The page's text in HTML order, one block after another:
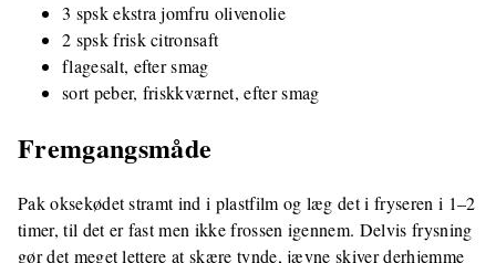
3 spsk ekstra jomfru olivenolie
2 spsk frisk citronsaft
flagesalt, efter smag
sort peber, friskkværnet, efter smag
Fremgangsmåde
Pak oksekødet stramt ind i plastfilm og læg det i fryseren i 1–2
timer, til det er fast men ikke frossen igennem. Delvis frysning
gør det meget lettere at skære tynde, jævne skiver derhjemme